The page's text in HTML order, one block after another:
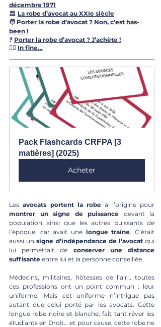
décembre 1971
🏛 La robe d’avocat au XXIe siècle
🧑‍ Porter la robe d’avocat ? Non, c’est has-
been !
❓ Porter la robe d’avocat ? J’achète !
👩‍⚖️ In fine…
Pack Flashcards CRFPA [3
matières] (2025)
Acheter
Les avocats portent la robe
montrer un signe de puissance devant la
population ainsi que les autres puissants de
l’époque, car ​​avait une longue traîne. C’était
aussi un signe d’indépendance de l’avocat qui
lui permettait de conserver une distance
suffisante entre lui et la personne conseillée.
Médecins, militaires, hôtesses de l’air… toutes
ces professions ont un point commun : leur
uniforme. Mais cet uniforme n’intrigue pas
autant que celui porté par les avocats. Cette
longue robe noire et blanche, fait tant rêver les
étudiants en Droit… et pour cause, cette robe ne